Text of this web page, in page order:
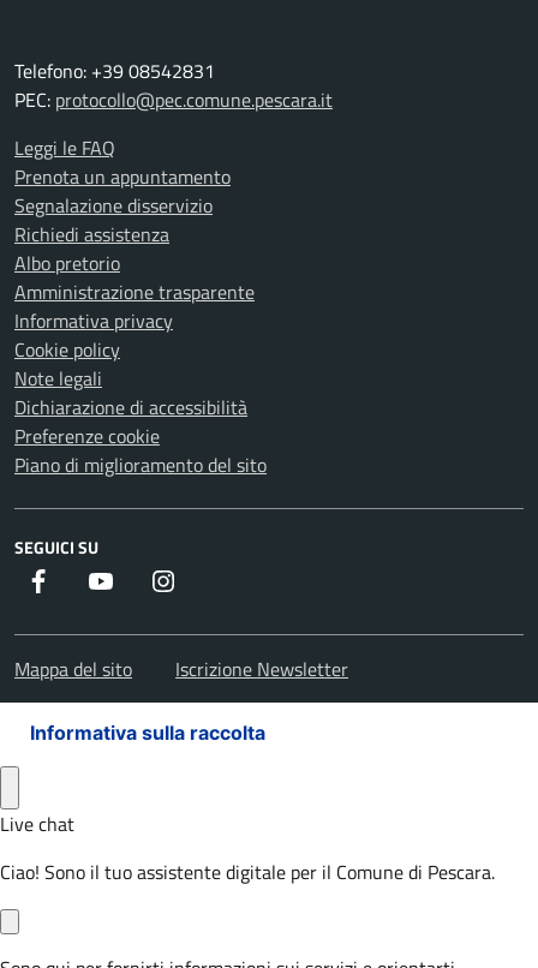
Telefono: +39 08542831
PEC: protocollo@pec.comune.pescara.it
Leggi le FAQ
Prenota un appuntamento
Segnalazione disservizio
Richiedi assistenza
Albo pretorio
Amministrazione trasparente
Informativa privacy
Cookie policy
Note legali
Dichiarazione di accessibilità
Preferenze cookie
Piano di miglioramento del sito
SEGUICI SU
Facebook Youtube
Mappa del sito Iscrizione Newsletter
Informativa sulla raccolta